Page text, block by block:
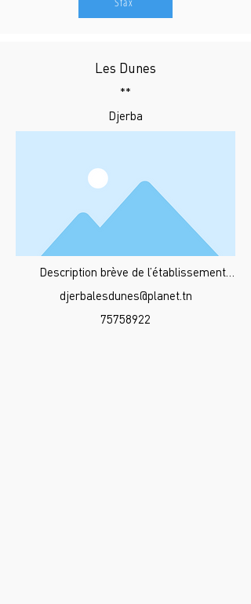
Les Dunes
**
Djerba
Description brève de l’établissement…
djerbalesdunes@planet.tn
75758922